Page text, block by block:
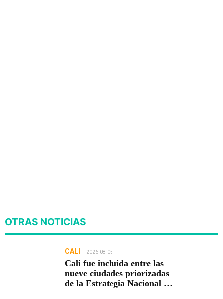
OTRAS NOTICIAS
CALI 2026-08-05
Cali fue incluida entre las
nueve ciudades priorizadas
de la Estrategia Nacional de